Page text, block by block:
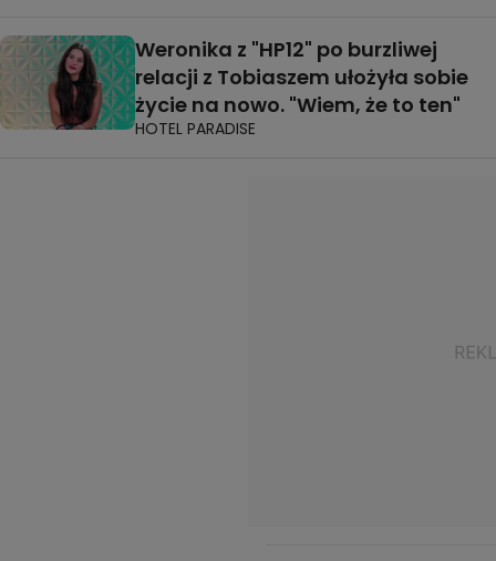
Weronika z "HP12" po burzliwej
relacji z Tobiaszem ułożyła sobie
życie na nowo. "Wiem, że to ten"
HOTEL PARADISE